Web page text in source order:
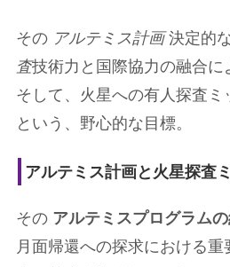
その アルテミス計画決定的
査技術力と国際協力の融合に
そして、火星への有人探査ミ
という、野心的な目標。
アルテミス計画と火星探査
その アルテミスプログラム
月面帰還への探求における